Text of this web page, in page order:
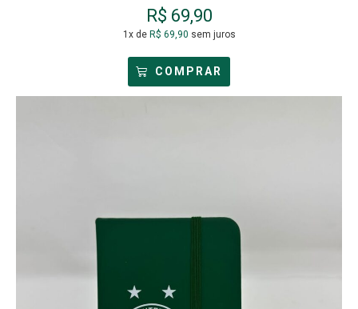
R$ 69,90
1x de R$ 69,90 sem juros
COMPRAR